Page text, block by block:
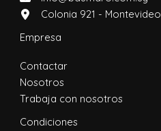
Colonia 921 - Montevideo
Empresa
Contactar
Nosotros
Trabaja con nosotros
Condiciones